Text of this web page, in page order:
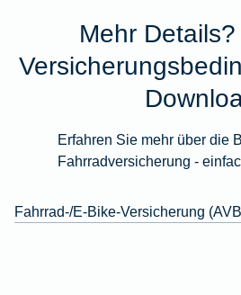
Mehr
Erfahren Sie mehr über die
Fahrradversicherung -
Fahrrad-/E-Bike-Versicherung